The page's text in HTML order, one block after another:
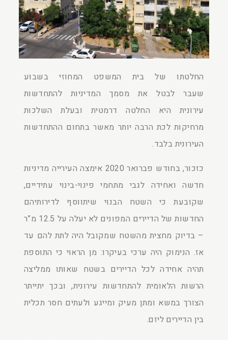
החלטתו של בית המשפט המחוזי בשבוע
שעבר לבטל את מסמך המדיניות להתחדשות
עירונית היא החלטה דרמטית ובעלת השלכות
מרחיקות לכת הרבה יותר מאשר בתחום ההתחדשות
העירונית בלבד.
כזכור, בחודש פברואר 2020 אימצה העירייה מדיניות
חדשה ואחידה לגבי מתחמי פינוי-בינוי עתידיים,
שקובעת כי השטח הבנוי שיתווסף לדירותיהם
החדשות של הדיירים המפונים לא יעלה על 12.5 מ”ר
– בדיוק מחצית מהשטח שמקובל היה לתת להם עד
אז. הנימוק היה ערכי בעיקרו: מן הראוי כי התוספת
תהיה אחידה לכל הדיירים בשטח שאותו ממליצה
הרשות הלאומית להתחדשות עירונית, ובכך יתייתר
הצורך במשא ומתן מעיק ומייגע ולעתים חסר תכלית
בין הדיירים ליזם.